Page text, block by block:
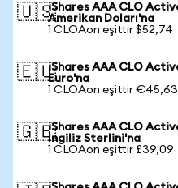
🇺🇸iShares AAA CLO
Amerikan Doları'na
1 CLOAon eşittir $52,74
🇪🇺iShares AAA CLO
Euro'na
1 CLOAon eşittir €45,63
🇬🇧iShares AAA CLO
İngiliz Sterlini'na
1 CLOAon eşittir £39,09